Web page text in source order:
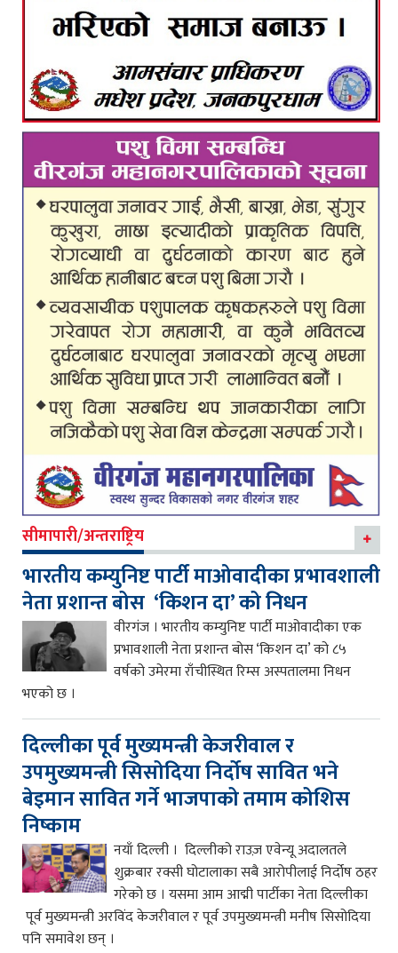
सीमापारी/अन्तराष्ट्रिय
भारतीय कम्युनिष्ट पार्टी माओवादीका प्रभावशाली
नेता प्रशान्त बोस ‘किशन दा’ को निधन
वीरगंज । भारतीय कम्युनिष्ट पार्टी माओवादीका एक
प्रभावशाली नेता प्रशान्त बोस ‘किशन दा’ को ८५
वर्षको उमेरमा राँचीस्थित रिम्स अस्पतालमा निधन
भएको छ ।
दिल्लीका पूर्व मुख्यमन्त्री केजरीवाल र
उपमुख्यमन्त्री सिसोदिया निर्दोष सावित भने
बेइमान सावित गर्ने भाजपाको तमाम कोशिस
निष्काम
नयाँ दिल्ली । दिल्लीको राउज़ एवेन्यू अदालतले
शुक्रबार रक्सी घोटालाका सबै आरोपीलाई निर्दोष ठहर
गरेको छ । यसमा आम आद्मी पार्टीका नेता दिल्लीका
पूर्व मुख्यमन्त्री अरविंद केजरीवाल र पूर्व उपमुख्यमन्त्री मनीष सिसोदिया
पनि समावेश छन् ।